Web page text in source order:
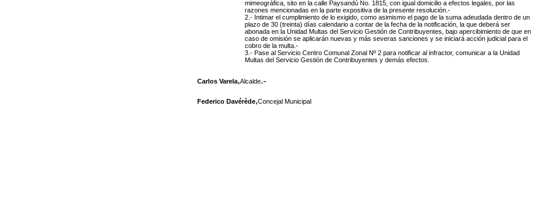
mimeográfica, sito en la calle Paysandú No. 1815, con igual domicilio a efectos legales, por las
razones mencionadas en la parte expositiva de la presente resolución.-
2.- Intimar el cumplimiento de lo exigido, como asimismo el pago de la suma adeudada dentro de un
plazo de 30 (treinta) días calendario a contar de la fecha de la notificación, la que deberá ser
abonada en la Unidad Multas del Servicio Gestión de Contribuyentes, bajo apercibimiento de que en
caso de omisión se aplicarán nuevas y más severas sanciones y se iniciará acción judicial para el
cobro de la multa.-
3.- Pase al Servicio Centro Comunal Zonal Nº 2 para notificar al infractor, comunicar a la Unidad
Multas del Servicio Gestión de Contribuyentes y demás efectos.
Carlos Varela,Alcalde.-
Federico Davérède,Concejal Municipal